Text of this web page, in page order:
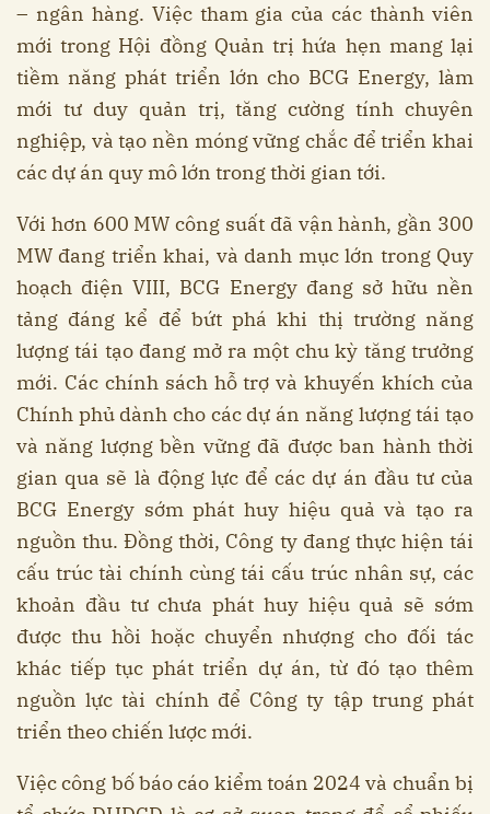
– ngân hàng. Việc tham gia của các thành viên
mới trong Hội đồng Quản trị hứa hẹn mang lại
tiềm năng phát triển lớn cho BCG Energy, làm
mới tư duy quản trị, tăng cường tính chuyên
nghiệp, và tạo nền móng vững chắc để triển khai
các dự án quy mô lớn trong thời gian tới.
Với hơn 600 MW công suất đã vận hành, gần 300
MW đang triển khai, và danh mục lớn trong Quy
hoạch điện VIII, BCG Energy đang sở hữu nền
tảng đáng kể để bứt phá khi thị trường năng
lượng tái tạo đang mở ra một chu kỳ tăng trưởng
mới. Các chính sách hỗ trợ và khuyến khích của
Chính phủ dành cho các dự án năng lượng tái tạo
và năng lượng bền vững đã được ban hành thời
gian qua sẽ là động lực để các dự án đầu tư của
BCG Energy sớm phát huy hiệu quả và tạo ra
nguồn thu. Đồng thời, Công ty đang thực hiện tái
cấu trúc tài chính cùng tái cấu trúc nhân sự, các
khoản đầu tư chưa phát huy hiệu quả sẽ sớm
được thu hồi hoặc chuyển nhượng cho đối tác
khác tiếp tục phát triển dự án, từ đó tạo thêm
nguồn lực tài chính để Công ty tập trung phát
triển theo chiến lược mới.
Việc công bố báo cáo kiểm toán 2024 và chuẩn bị